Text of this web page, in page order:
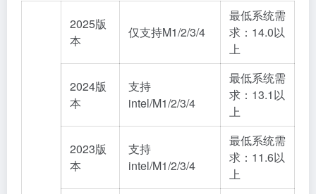
2025版
本
仅支持M1/2/3/4
最低系统需
求：14.0以
上
2024版
本
支持
intel/M1/2/3/4
最低系统需
求：13.1以
上
2023版
本
支持
intel/M1/2/3/4
最低系统需
求：11.6以
上